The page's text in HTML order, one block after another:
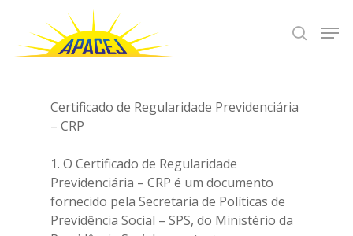
Certificado de Regularidade Previdenciária
– CRP
1. O Certificado de Regularidade
Previdenciária – CRP é um documento
fornecido pela Secretaria de Políticas de
Previdência Social – SPS, do Ministério da